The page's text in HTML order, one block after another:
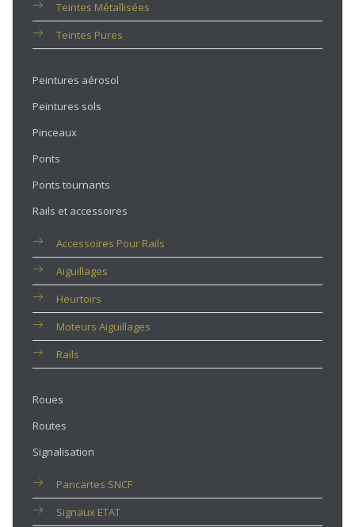
Teintes Métallisées
Teintes Pures
Peintures aérosol
Peintures sols
Pinceaux
Ponts
Ponts tournants
Rails et accessoires
Accessoires Pour Rails
Aiguillages
Heurtoirs
Moteurs Aiguillages
Rails
Roues
Routes
Signalisation
Pancartes SNCF
Signaux ETAT